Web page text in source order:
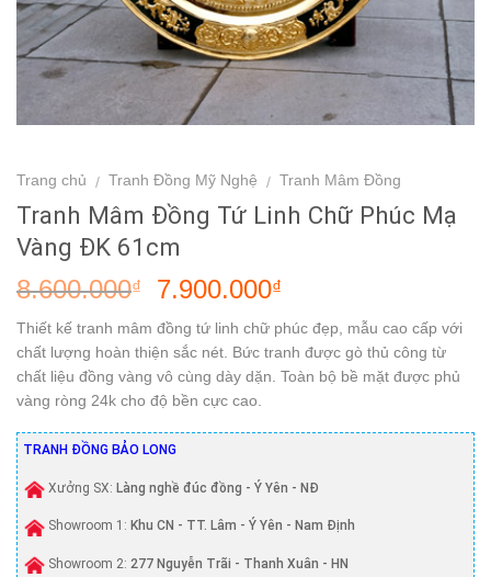
Trang chủ / Tranh Đồng Mỹ Nghệ / Tranh Mâm Đồng
Tranh Mâm Đồng Tứ Linh Chữ Phúc Mạ
Vàng ĐK 61cm
8.600.000₫ 7.900.000₫
Thiết kế tranh mâm đồng tứ linh chữ phúc đẹp, mẫu cao cấp với
chất lượng hoàn thiện sắc nét. Bức tranh được gò thủ công từ
chất liệu đồng vàng vô cùng dày dặn. Toàn bộ bề mặt được phủ
vàng ròng 24k cho độ bền cực cao.
TRANH ĐỒNG BẢO LONG
Xưởng SX: Làng nghề đúc đồng - Ý Yên - NĐ
Showroom 1: Khu CN - TT. Lâm - Ý Yên - Nam Định
Showroom 2: 277 Nguyễn Trãi - Thanh Xuân - HN